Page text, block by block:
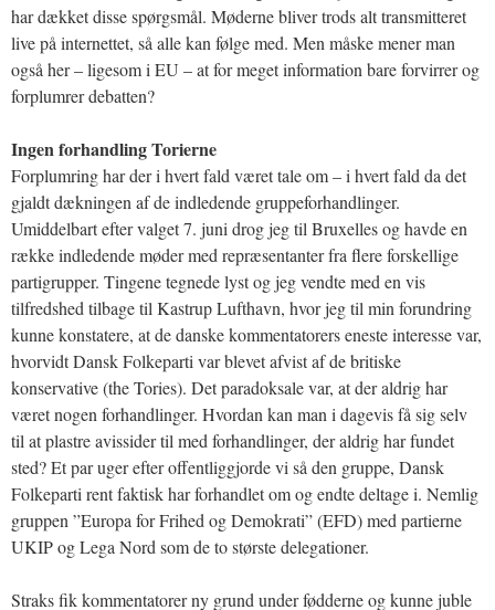
har dækket disse spørgsmål. Møderne bliver trods alt transmitteret
live på internettet, så alle kan følge med. Men måske mener man
også her – ligesom i EU – at for meget information bare forvirrer og
forplumrer debatten?
Ingen forhandling Torierne
Forplumring har der i hvert fald været tale om – i hvert fald da det
gjaldt dækningen af de indledende gruppeforhandlinger.
Umiddelbart efter valget 7. juni drog jeg til Bruxelles og havde en
række indledende møder med repræsentanter fra flere forskellige
partigrupper. Tingene tegnede lyst og jeg vendte med en vis
tilfredshed tilbage til Kastrup Lufthavn, hvor jeg til min forundring
kunne konstatere, at de danske kommentatorers eneste interesse var,
hvorvidt Dansk Folkeparti var blevet afvist af de britiske
konservative (the Tories). Det paradoksale var, at der aldrig har
været nogen forhandlinger. Hvordan kan man i dagevis få sig selv
til at plastre avissider til med forhandlinger, der aldrig har fundet
sted? Et par uger efter offentliggjorde vi så den gruppe, Dansk
Folkeparti rent faktisk har forhandlet om og endte deltage i. Nemlig
gruppen ”Europa for Frihed og Demokrati” (EFD) med partierne
UKIP og Lega Nord som de to største delegationer.
Straks fik kommentatorer ny grund under fødderne og kunne juble